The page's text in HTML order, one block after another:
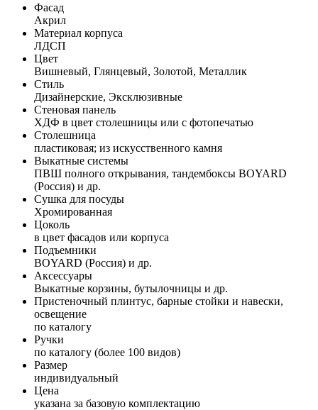
Фасад
Акрил
Материал корпуса
ЛДСП
Цвет
Вишневый, Глянцевый, Золотой, Металлик
Стиль
Дизайнерские, Эксклюзивные
Стеновая панель
ХДФ в цвет столешницы или с фотопечатью
Столешница
пластиковая; из искусственного камня
Выкатные системы
ПВШ полного открывания, тандембоксы BOYARD
(Россия) и др.
Сушка для посуды
Хромированная
Цоколь
в цвет фасадов или корпуса
Подъемники
BOYARD (Россия) и др.
Аксессуары
Выкатные корзины, бутылочницы и др.
Пристеночный плинтус, барные стойки и навески,
освещение
по каталогу
Ручки
по каталогу (более 100 видов)
Размер
индивидуальный
Цена
указана за базовую комплектацию